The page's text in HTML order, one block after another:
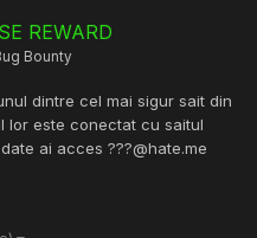
REWARD
Bounty
dintre cel mai sigur sait din
lor este conectat cu saitul
ai acces ???@hate.me